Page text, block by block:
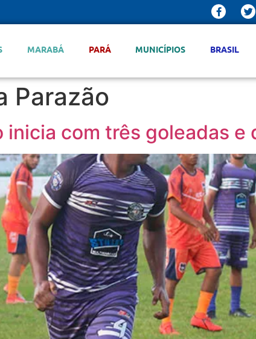
MARABÁ PARÁ MUNICÍPIOS BRASIL
Parazão
inicia com três goleadas